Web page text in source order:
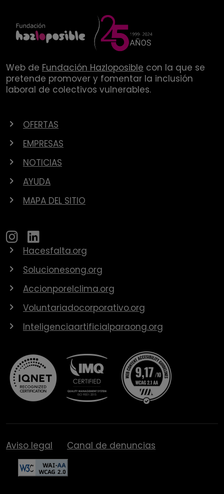
Web de Fundación Hazloposible con la que se
pretende promover y fomentar la inclusión
laboral de colectivos vulnerables.
OFERTAS
EMPRESAS
NOTICIAS
AYUDA
MAPA DEL SITIO
Hacesfalta.org
Solucionesong.org
Accionporelclima.org
Voluntariadocorporativo.org
Inteligenciaartificialparaong.org
Aviso legal Canal de denuncias